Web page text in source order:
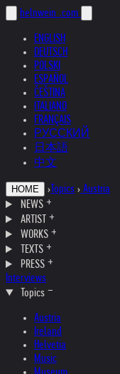
helnwein .com
ENGLISH
DEUTSCH
POLSKI
ESPAÑOL
ČEŠTINA
ITALIANO
FRANÇAIS
РУССКИЙ
日本語
中文
HOME › Topics › Austria
NEWS
ARTIST
WORKS
TEXTS
PRESS
Interviews
Topics
Austria
Ireland
Helvetia
Music